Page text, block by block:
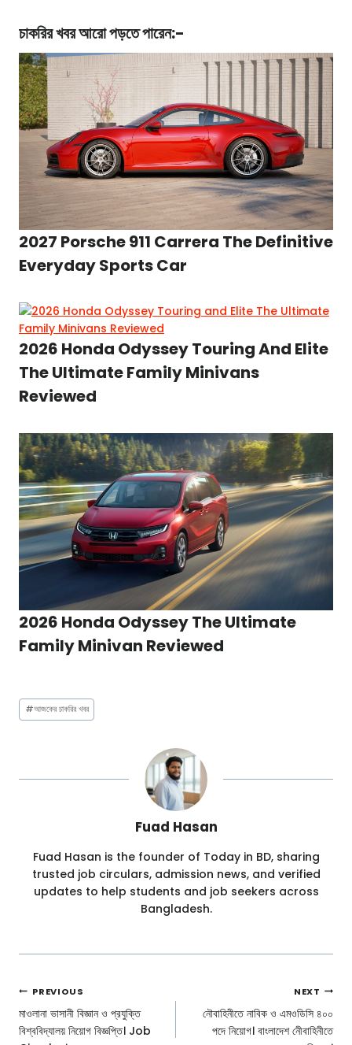
চাকরির খবরআরো পড়তে পারেন:-
2027 Porsche 911 Carrera The Definitive
Everyday Sports Car
2026 Honda Odyssey Touring And Elite
The Ultimate Family Minivans
Reviewed
2026 Honda Odyssey The Ultimate
Family Minivan Reviewed
Post
Tags:
#আজকের চাকরির খবর
Fuad Hasan
Fuad Hasan is the founder of Today in BD, sharing
trusted job circulars, admission news, and verified
updates to help students and job seekers across
Bangladesh.
Post
Navigation
PREVIOUS
মাওলানা ভাসানী বিজ্ঞান ও প্রযুক্তি
বিশ্ববিদ্যালয় নিয়োগ বিজ্ঞপ্তি। Job
NEXT
নৌবাহিনীতে নাবিক ও এমওডিসি ৪০০
পদে নিয়োগ। বাংলাদেশ নেীবাহিনীতে